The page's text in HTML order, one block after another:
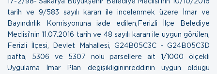
tarih ve 9/583 sayılı kararı ile incelenmek üzere İmar ve
Bayındırlık Komisyonuna iade edilen,Ferizli İlçe Belediye
Meclisi’nin 11.07.2016 tarih ve 48 sayılı kararı ile uygun görülen,
Ferizli İlçesi, Devlet Mahallesi, G24B05C3C - G24B05C3D
pafta, 5306 ve 5307 nolu parsellere ait 1/1000 ölçekli
Uygulama İmar Plan değişikliğininreddinin uygun olduğu